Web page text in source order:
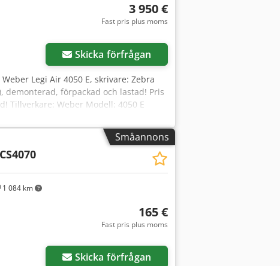
3 950 €
Fast pris plus moms
Skicka förfrågan
Legi Air 4050 E, skrivare: Zebra
demonterad, förpackad och lastad! Pris
Tillverkare: Weber Modell: 4050 E
Zebra Modell: ZE500-6 Typ:
Småannons
1 084 km
165 €
Fast pris plus moms
Skicka förfrågan